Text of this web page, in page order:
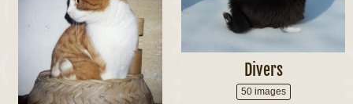
Divers
50 images